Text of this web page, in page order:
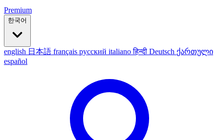
Premium
한국어
english 日本語 français русский italianoहिन्दी Deutsch ქართული
español